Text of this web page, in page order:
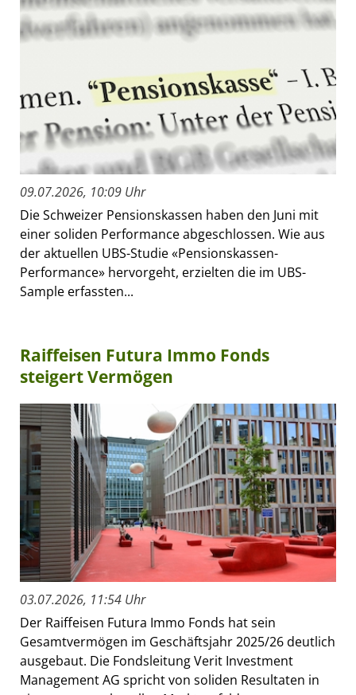
09.07.2026, 10:09 Uhr
Die Schweizer Pensionskassen haben den Juni mit
einer soliden Performance abgeschlossen. Wie aus
der aktuellen UBS-Studie «Pensionskassen-
Performance» hervorgeht, erzielten die im UBS-
Sample erfassten...
Raiffeisen Futura Immo Fonds
steigert Vermögen
03.07.2026, 11:54 Uhr
Der Raiffeisen Futura Immo Fonds hat sein
Gesamtvermögen im Geschäftsjahr 2025/26 deutlich
ausgebaut. Die Fondsleitung Verit Investment
Management AG spricht von soliden Resultaten in